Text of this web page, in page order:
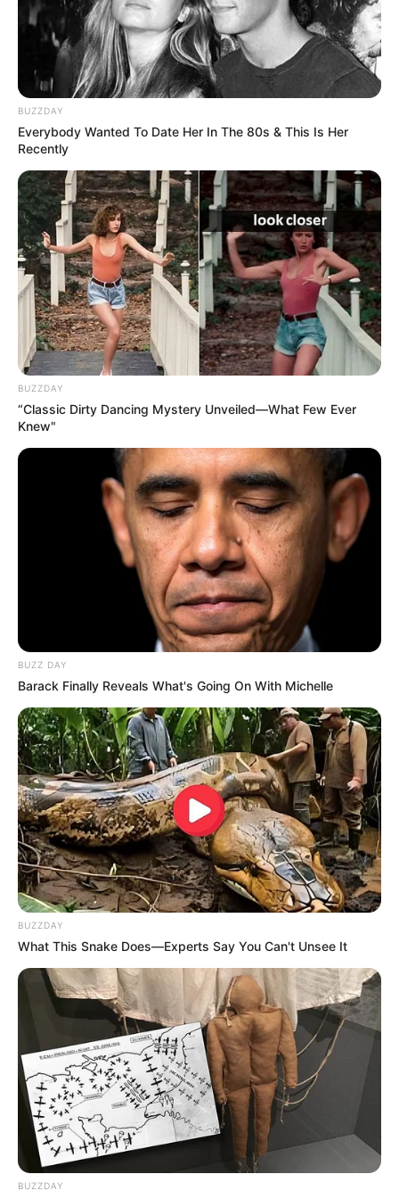
motociclistas
BOLÍVAR
Pico y placa en Cartagena:
conozca la nueva rotación
para este segundo
semestre del año
MOTOS
DATT inmovilizó 110
continúan los controles
INTERESES EN MORA
¡No aprenden! DATT
inmovilizó 28 motos en
Bazurto por invadir el
carril de Transcaribe
MOTOS
Más de 50 motos han sido
el carril de Transcaribe
PROTESTAS
Anuncian que no habrá
protestas de mototaxistas
este lunes en Cartagena
SOAT
Preocupación por el
póliza cubriría la mitad en
caso de accidentes
NOTICIAS CARTAGENA
Ojo pelao: ya salió el
nuevo decreto para
mototaxistas en Cartagena
que entra a regir por un
BUZZDAY
Everybody Wanted To Date Her In The 80s & This Is Her
Recently
BUZZDAY
“Classic Dirty Dancing Mystery Unveiled—What Few Ever
Knew"
BUZZ DAY
Barack Finally Reveals What's Going On With Michelle
BUZZDAY
What This Snake Does—Experts Say You Can't Unsee It
BUZZDAY